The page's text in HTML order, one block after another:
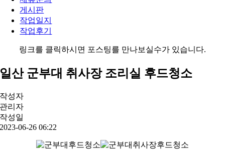
게시판
작업일지
작업후기
링크를 클릭하시면 포스팅를 만나보실수가 있습니다.
일산 군부대 취사장 조리실 후드청소
작성자
관리자
작성일
2023-06-26 06:22